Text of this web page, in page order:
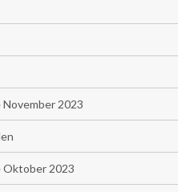
2023
Oktober 2023